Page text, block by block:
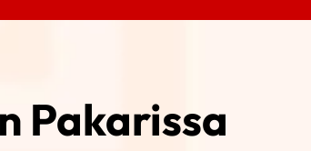
Pakarissa